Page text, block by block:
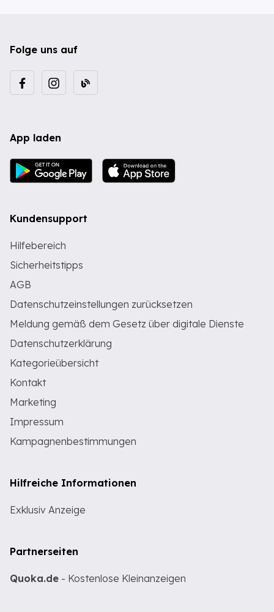
Folge uns auf
App laden
Kundensupport
Hilfebereich
Sicherheitstipps
AGB
Datenschutzeinstellungen zurücksetzen
Meldung gemäß dem Gesetz über digitale Dienste
Datenschutzerklärung
Kategorieübersicht
Kontakt
Marketing
Impressum
Kampagnenbestimmungen
Hilfreiche Informationen
Exklusiv Anzeige
Partnerseiten
Quoka.de - Kostenlose Kleinanzeigen